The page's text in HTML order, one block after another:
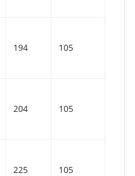
194 105
204 105
225 105